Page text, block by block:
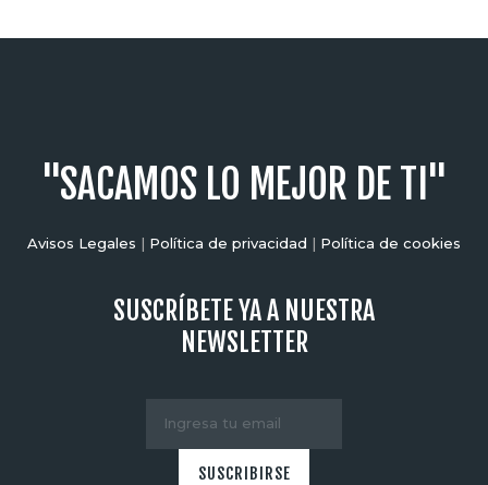
"SACAMOS LO MEJOR DE TI"
Avisos Legales | Política de privacidad | Política de cookies
SUSCRÍBETE YA A NUESTRA
NEWSLETTER